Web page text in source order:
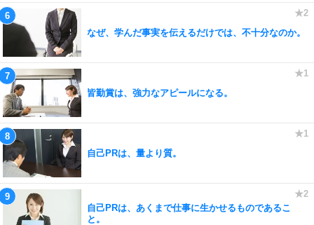
なぜ、学んだ事実を伝えるだけでは、不十分なのか。
皆勤賞は、強力なアピールになる。
自己PRは、量より質。
自己PRは、あくまで仕事に生かせるものであるこ
と。